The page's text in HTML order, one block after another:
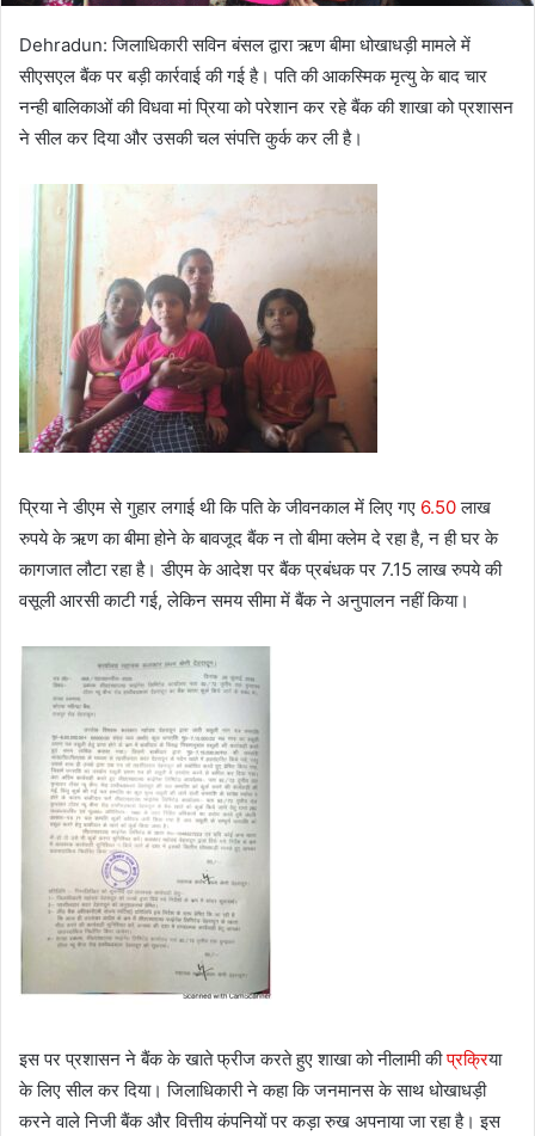
Dehradun: जिलाधिकारी सविन बंसल द्वारा ऋण बीमा धोखाधड़ी मामले में
सीएसएल बैंक पर बड़ी कार्रवाई की गई है। पति की आकस्मिक मृत्यु के बाद चार
नन्ही बालिकाओं की विधवा मां प्रिया को परेशान कर रहे बैंक की शाखा को प्रशासन
ने सील कर दिया और उसकी चल संपत्ति कुर्क कर ली है।
प्रिया ने डीएम से गुहार लगाई थी कि पति के जीवनकाल में लिए गए 6.50लाख
रुपये के ऋण का बीमा होने के बावजूद बैंक न तो बीमा क्लेम दे रहा है, न ही घर के
कागजात लौटा रहा है। डीएम के आदेश पर बैंक प्रबंधक पर 7.15 लाख रुपये की
वसूली आरसी काटी गई, लेकिन समय सीमा में बैंक ने अनुपालन नहीं किया।
इस पर प्रशासन ने बैंक के खाते फ्रीज करते हुए शाखा को नीलामी कीप्रक्रिया
के लिए सील कर दिया। जिलाधिकारी ने कहा कि जनमानस के साथ धोखाधड़ी
करने वाले निजी बैंक और वित्तीय कंपनियों पर कड़ा रुख अपनाया जा रहा है। इस